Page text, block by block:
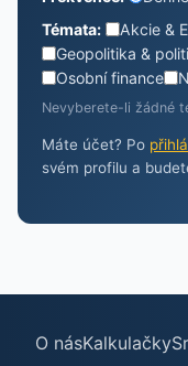
Témata:
Akcie &
Geopolitika &
Osobní finance
Nevyberete-li žádné
Máte účet? Po
svém profilu a
O násKalkulačky